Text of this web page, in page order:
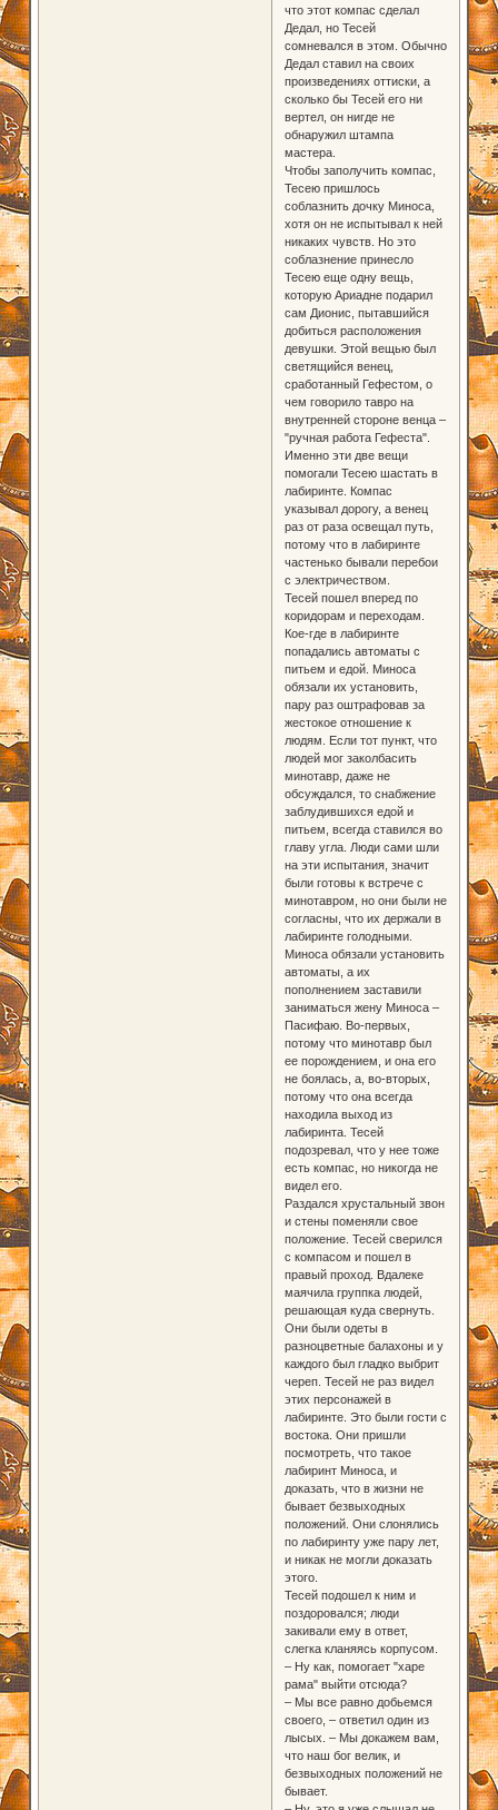
что этот компас сделал
Дедал, но Тесей
сомневался в этом. Обычно
Дедал ставил на своих
произведениях оттиски, а
сколько бы Тесей его ни
вертел, он нигде не
обнаружил штампа
мастера.
Чтобы заполучить компас,
Тесею пришлось
соблазнить дочку Миноса,
хотя он не испытывал к ней
никаких чувств. Но это
соблазнение принесло
Тесею еще одну вещь,
которую Ариадне подарил
сам Дионис, пытавшийся
добиться расположения
девушки. Этой вещью был
светящийся венец,
сработанный Гефестом, о
чем говорило тавро на
внутренней стороне венца –
"ручная работа Гефеста".
Именно эти две вещи
помогали Тесею шастать в
лабиринте. Компас
указывал дорогу, а венец
раз от раза освещал путь,
потому что в лабиринте
частенько бывали перебои
с электричеством.
Тесей пошел вперед по
коридорам и переходам.
Кое-где в лабиринте
попадались автоматы с
питьем и едой. Миноса
обязали их установить,
пару раз оштрафовав за
жестокое отношение к
людям. Если тот пункт, что
людей мог заколбасить
минотавр, даже не
обсуждался, то снабжение
заблудившихся едой и
питьем, всегда ставился во
главу угла. Люди сами шли
на эти испытания, значит
были готовы к встрече с
минотавром, но они были не
согласны, что их держали в
лабиринте голодными.
Миноса обязали установить
автоматы, а их
пополнением заставили
заниматься жену Миноса –
Пасифаю. Во-первых,
потому что минотавр был
ее порождением, и она его
не боялась, а, во-вторых,
потому что она всегда
находила выход из
лабиринта. Тесей
подозревал, что у нее тоже
есть компас, но никогда не
видел его.
Раздался хрустальный звон
и стены поменяли свое
положение. Тесей сверился
с компасом и пошел в
правый проход. Вдалеке
маячила группка людей,
решающая куда свернуть.
Они были одеты в
разноцветные балахоны и у
каждого был гладко выбрит
череп. Тесей не раз видел
этих персонажей в
лабиринте. Это были гости с
востока. Они пришли
посмотреть, что такое
лабиринт Миноса, и
доказать, что в жизни не
бывает безвыходных
положений. Они слонялись
по лабиринту уже пару лет,
и никак не могли доказать
этого.
Тесей подошел к ним и
поздоровался; люди
закивали ему в ответ,
слегка кланяясь корпусом.
– Ну как, помогает "харе
рама" выйти отсюда?
– Мы все равно добьемся
своего, – ответил один из
лысых. – Мы докажем вам,
что наш бог велик, и
безвыходных положений не
бывает.